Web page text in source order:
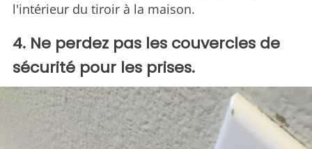
l'intérieur du tiroir à la maison.
4. Ne perdez pas les couvercles de
sécurité pour les prises.